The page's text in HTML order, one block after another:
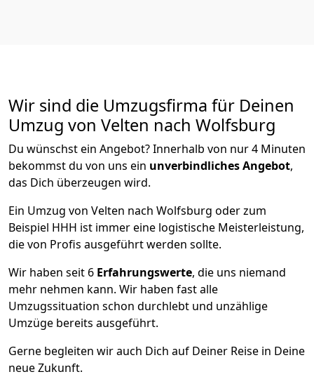
Wir sind die Umzugsfirma für Deinen
Umzug von Velten nach Wolfsburg
Du wünschst ein Angebot? Innerhalb von nur 4 Minuten
bekommst du von uns ein unverbindliches Angebot,
das Dich überzeugen wird.
Ein Umzug von Velten nach Wolfsburg oder zum
Beispiel HHH ist immer eine logistische Meisterleistung,
die von Profis ausgeführt werden sollte.
Wir haben seit 6 Erfahrungswerte, die uns niemand
mehr nehmen kann. Wir haben fast alle
Umzugssituation schon durchlebt und unzählige
Umzüge bereits ausgeführt.
Gerne begleiten wir auch Dich auf Deiner Reise in Deine
neue Zukunft.